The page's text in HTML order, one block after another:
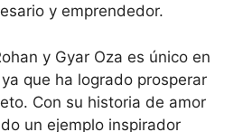
y emprendedor.
y Gyar Oza es único en
que ha logrado prosperar
Con su historia de amor
un ejemplo inspirador